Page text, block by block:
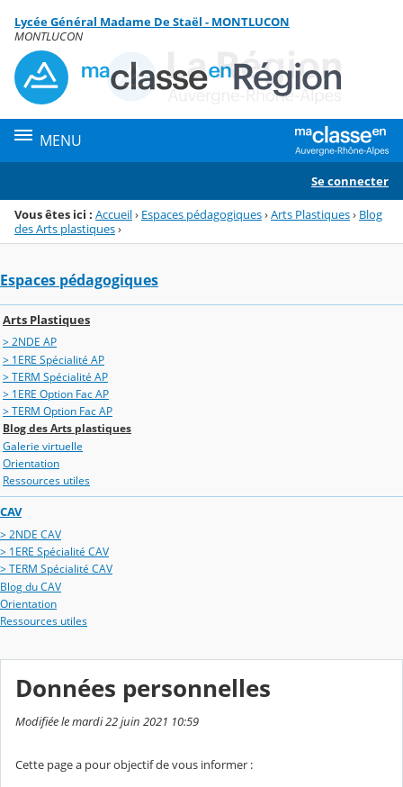
Menu de la rubrique
Contenu
Lycée Général Madame De Staël - MONTLUCON
MONTLUCON
MENU
Se connecter
Vous êtes ici : Accueil› Espaces pédagogiques›Arts Plastiques› Blog
des Arts plastiques›
Espaces pédagogiques
Arts Plastiques
> 2NDE AP
> 1ERE Spécialité AP
> TERM Spécialité AP
> 1ERE Option Fac AP
> TERM Option Fac AP
Blog des Arts plastiques
Galerie virtuelle
Orientation
Ressources utiles
CAV
> 2NDE CAV
> 1ERE Spécialité CAV
> TERM Spécialité CAV
Blog du CAV
Orientation
Ressources utiles
Données personnelles
Modifiée le mardi 22 juin 2021 10:59
Cette page a pour objectif de vous informer :